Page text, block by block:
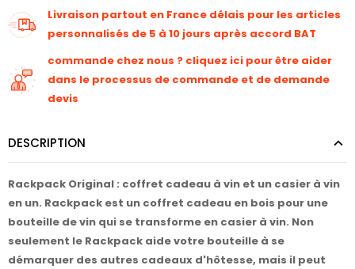
Livraison partout en France délais pour les articles
personnalisés de 5 à 10 jours après accord BAT
commande chez nous ? cliquez ici pour être aider
dans le processus de commande et de demande
devis
DESCRIPTION
Rackpack Original : coffret cadeau à vin et un casier à vin
en un. Rackpack est un coffret cadeau en bois pour une
bouteille de vin qui se transforme en casier à vin. Non
seulement le Rackpack aide votre bouteille à se
démarquer des autres cadeaux d'hôtesse, mais il peut